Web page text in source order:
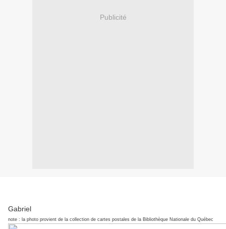
Publicité
Gabriel
note : la photo provient de la collection de cartes postales de la Bibliothèque Nationale du Québec